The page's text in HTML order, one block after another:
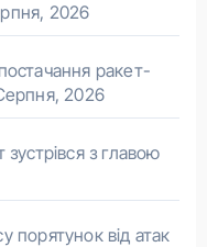
2026
ракет-
2026
з главою
порятунок від атак